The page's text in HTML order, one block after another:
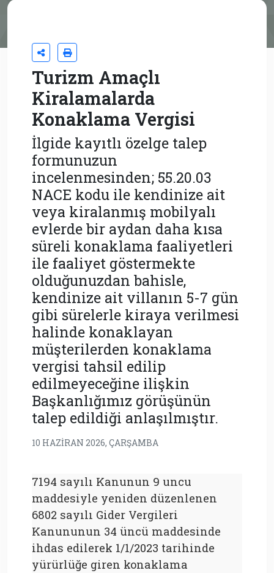
Turizm Amaçlı
Kiralamalarda
Konaklama Vergisi
İlgide kayıtlı özelge talep
formunuzun
incelenmesinden; 55.20.03
NACE kodu ile kendinize ait
veya kiralanmış mobilyalı
evlerde bir aydan daha kısa
süreli konaklama faaliyetleri
ile faaliyet göstermekte
olduğunuzdan bahisle,
kendinize ait villanın 5-7 gün
gibi sürelerle kiraya verilmesi
halinde konaklayan
müşterilerden konaklama
vergisi tahsil edilip
edilmeyeceğine ilişkin
Başkanlığımız görüşünün
talep edildiği anlaşılmıştır.
10 HAZIRAN 2026, ÇARŞAMBA
7194 sayılı Kanunun 9 uncu
maddesiyle yeniden düzenlenen
6802 sayılı Gider Vergileri
Kanununun 34 üncü maddesinde
ihdas edilerek 1/1/2023 tarihinde
yürürlüğe giren konaklama